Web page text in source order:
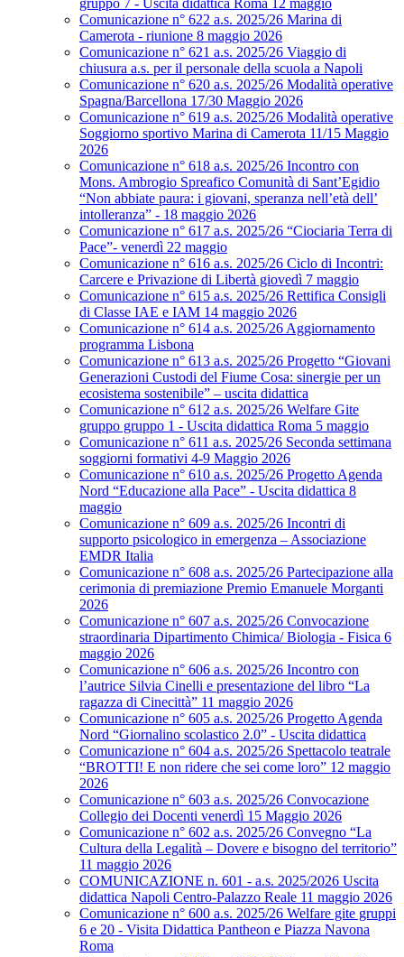
gruppo 7 - Uscita didattica Roma 12 maggio
Comunicazione n° 622 a.s. 2025/26 Marina di
Camerota - riunione 8 maggio 2026
Comunicazione n° 621 a.s. 2025/26 Viaggio di
chiusura a.s. per il personale della scuola a Napoli
Comunicazione n° 620 a.s. 2025/26 Modalità operative
Spagna/Barcellona 17/30 Maggio 2026
Comunicazione n° 619 a.s. 2025/26 Modalità operative
Soggiorno sportivo Marina di Camerota 11/15 Maggio
2026
Comunicazione n° 618 a.s. 2025/26 Incontro con
Mons. Ambrogio Spreafico Comunità di Sant’Egidio
“Non abbiate paura: i giovani, speranza nell’età dell’
intolleranza” - 18 maggio 2026
Comunicazione n° 617 a.s. 2025/26 “Ciociaria Terra di
Pace”- venerdì 22 maggio
Comunicazione n° 616 a.s. 2025/26 Ciclo di Incontri:
Carcere e Privazione di Libertà giovedì 7 maggio
Comunicazione n° 615 a.s. 2025/26 Rettifica Consigli
di Classe IAE e IAM 14 maggio 2026
Comunicazione n° 614 a.s. 2025/26 Aggiornamento
programma Lisbona
Comunicazione n° 613 a.s. 2025/26 Progetto “Giovani
Generazioni Custodi del Fiume Cosa: sinergie per un
ecosistema sostenibile” – uscita didattica
Comunicazione n° 612 a.s. 2025/26 Welfare Gite
gruppo gruppo 1 - Uscita didattica Roma 5 maggio
Comunicazione n° 611 a.s. 2025/26 Seconda settimana
soggiorni formativi 4-9 Maggio 2026
Comunicazione n° 610 a.s. 2025/26 Progetto Agenda
Nord “Educazione alla Pace” - Uscita didattica 8
maggio
Comunicazione n° 609 a.s. 2025/26 Incontri di
supporto psicologico in emergenza – Associazione
EMDR Italia
Comunicazione n° 608 a.s. 2025/26 Partecipazione alla
cerimonia di premiazione Premio Emanuele Morganti
2026
Comunicazione n° 607 a.s. 2025/26 Convocazione
straordinaria Dipartimento Chimica/ Biologia - Fisica 6
maggio 2026
Comunicazione n° 606 a.s. 2025/26 Incontro con
l’autrice Silvia Cinelli e presentazione del libro “La
ragazza di Cinecittà” 11 maggio 2026
Comunicazione n° 605 a.s. 2025/26 Progetto Agenda
Nord “Giornalino scolastico 2.0” - Uscita didattica
Comunicazione n° 604 a.s. 2025/26 Spettacolo teatrale
“BROTTI! E non ridere che sei come loro” 12 maggio
2026
Comunicazione n° 603 a.s. 2025/26 Convocazione
Collegio dei Docenti venerdì 15 Maggio 2026
Comunicazione n° 602 a.s. 2025/26 Convegno “La
Cultura della Legalità – Dovere e bisogno del territorio”
11 maggio 2026
COMUNICAZIONE n. 601 - a.s. 2025/2026 Uscita
didattica Napoli Centro-Palazzo Reale 11 maggio 2026
Comunicazione n° 600 a.s. 2025/26 Welfare gite gruppi
6 e 20 - Visita Didattica Pantheon e Piazza Navona
Roma